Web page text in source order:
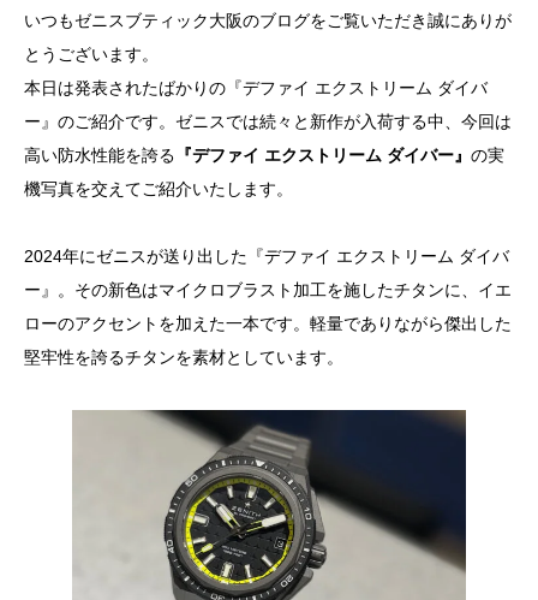
いつもゼニスブティック大阪のブログをご覧いただき誠にありが
とうございます。
本日は発表されたばかりの『デファイ エクストリーム ダイバ
ー』のご紹介です。ゼニスでは続々と新作が入荷する中、今回は
高い防水性能を誇る 『デファイ エクストリーム ダイバー』 の実
機写真を交えてご紹介いたします。
2024年にゼニスが送り出した『デファイ エクストリーム ダイバ
ー』。その新色はマイクロブラスト加工を施したチタンに、イエ
ローのアクセントを加えた一本です。軽量でありながら傑出した
堅牢性を誇るチタンを素材としています。